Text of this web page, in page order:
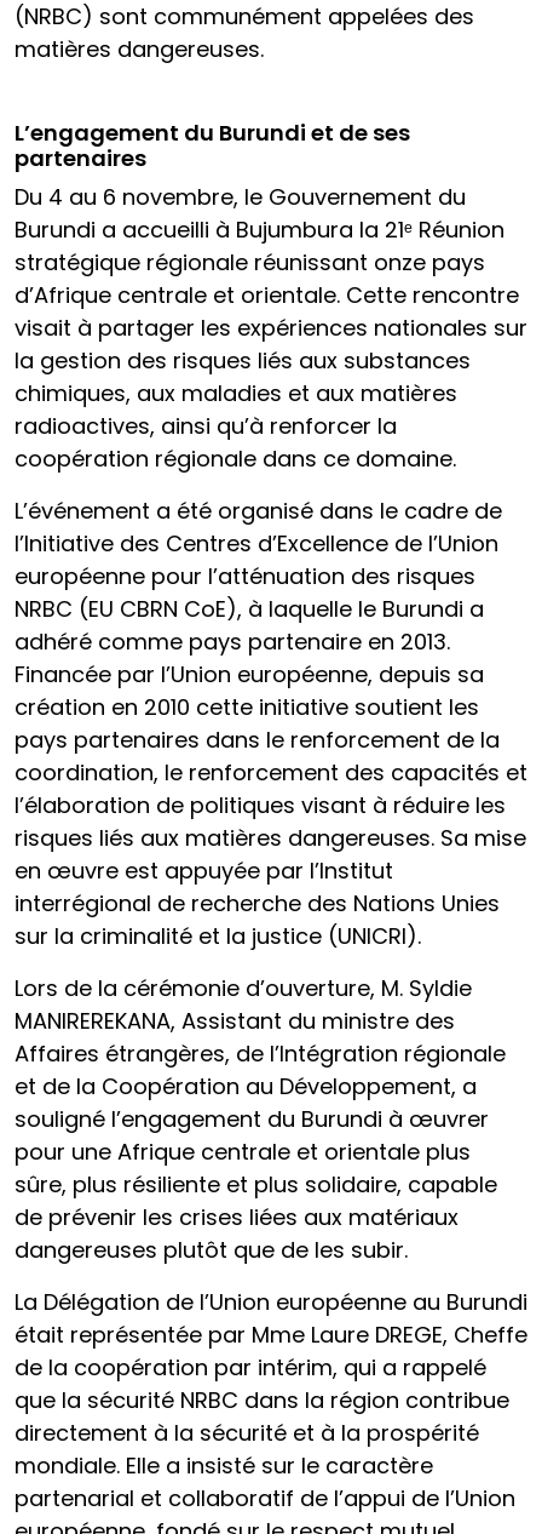
(NRBC) sont communément appelées des
matières dangereuses.
L’engagement du Burundi et de ses
partenaires
Du 4 au 6 novembre, le Gouvernement du
Burundi a accueilli à Bujumbura la 21ᵉ Réunion
stratégique régionale réunissant onze pays
d’Afrique centrale et orientale. Cette rencontre
visait à partager les expériences nationales sur
la gestion des risques liés aux substances
chimiques, aux maladies et aux matières
radioactives, ainsi qu’à renforcer la
coopération régionale dans ce domaine.
L’événement a été organisé dans le cadre de
l’Initiative des Centres d’Excellence de l’Union
européenne pour l’atténuation des risques
NRBC (EU CBRN CoE), à laquelle le Burundi a
adhéré comme pays partenaire en 2013.
Financée par l’Union européenne, depuis sa
création en 2010 cette initiative soutient les
pays partenaires dans le renforcement de la
coordination, le renforcement des capacités et
l’élaboration de politiques visant à réduire les
risques liés aux matières dangereuses. Sa mise
en œuvre est appuyée par l’Institut
interrégional de recherche des Nations Unies
sur la criminalité et la justice (UNICRI).
Lors de la cérémonie d’ouverture, M. Syldie
MANIREREKANA, Assistant du ministre des
Affaires étrangères, de l’Intégration régionale
et de la Coopération au Développement, a
souligné l’engagement du Burundi à œuvrer
pour une Afrique centrale et orientale plus
sûre, plus résiliente et plus solidaire, capable
de prévenir les crises liées aux matériaux
dangereuses plutôt que de les subir.
La Délégation de l’Union européenne au Burundi
était représentée par Mme Laure DREGE, Cheffe
de la coopération par intérim, qui a rappelé
que la sécurité NRBC dans la région contribue
directement à la sécurité et à la prospérité
mondiale. Elle a insisté sur le caractère
partenarial et collaboratif de l’appui de l’Union